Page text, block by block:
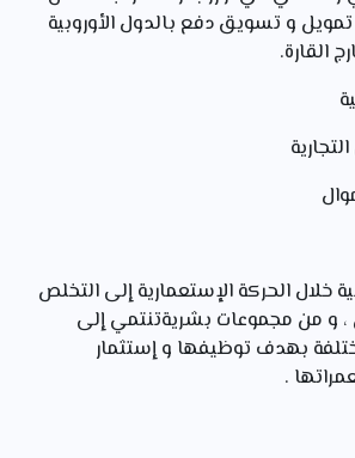
و تسويق دفع بالدول الأوروبية
القارة.
خلال الحركة الإستعمارية إلى التخلص
و من مجموعات بشريةتنتمي إلى
بهدف توظيفها و إستثمار
.